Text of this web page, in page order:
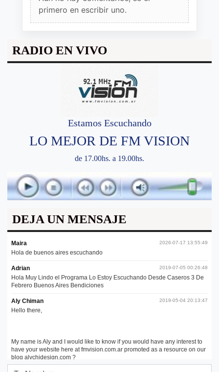
primero en escribir uno.
RADIO EN VIVO
Estamos Escuchando
LO MEJOR DE FM VISION
de 17.00hs. a 19.00hs.
DEJA UN MENSAJE